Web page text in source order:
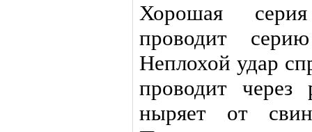
Хорошая
проводит
Неплохой удар
проводит через
ныряет от